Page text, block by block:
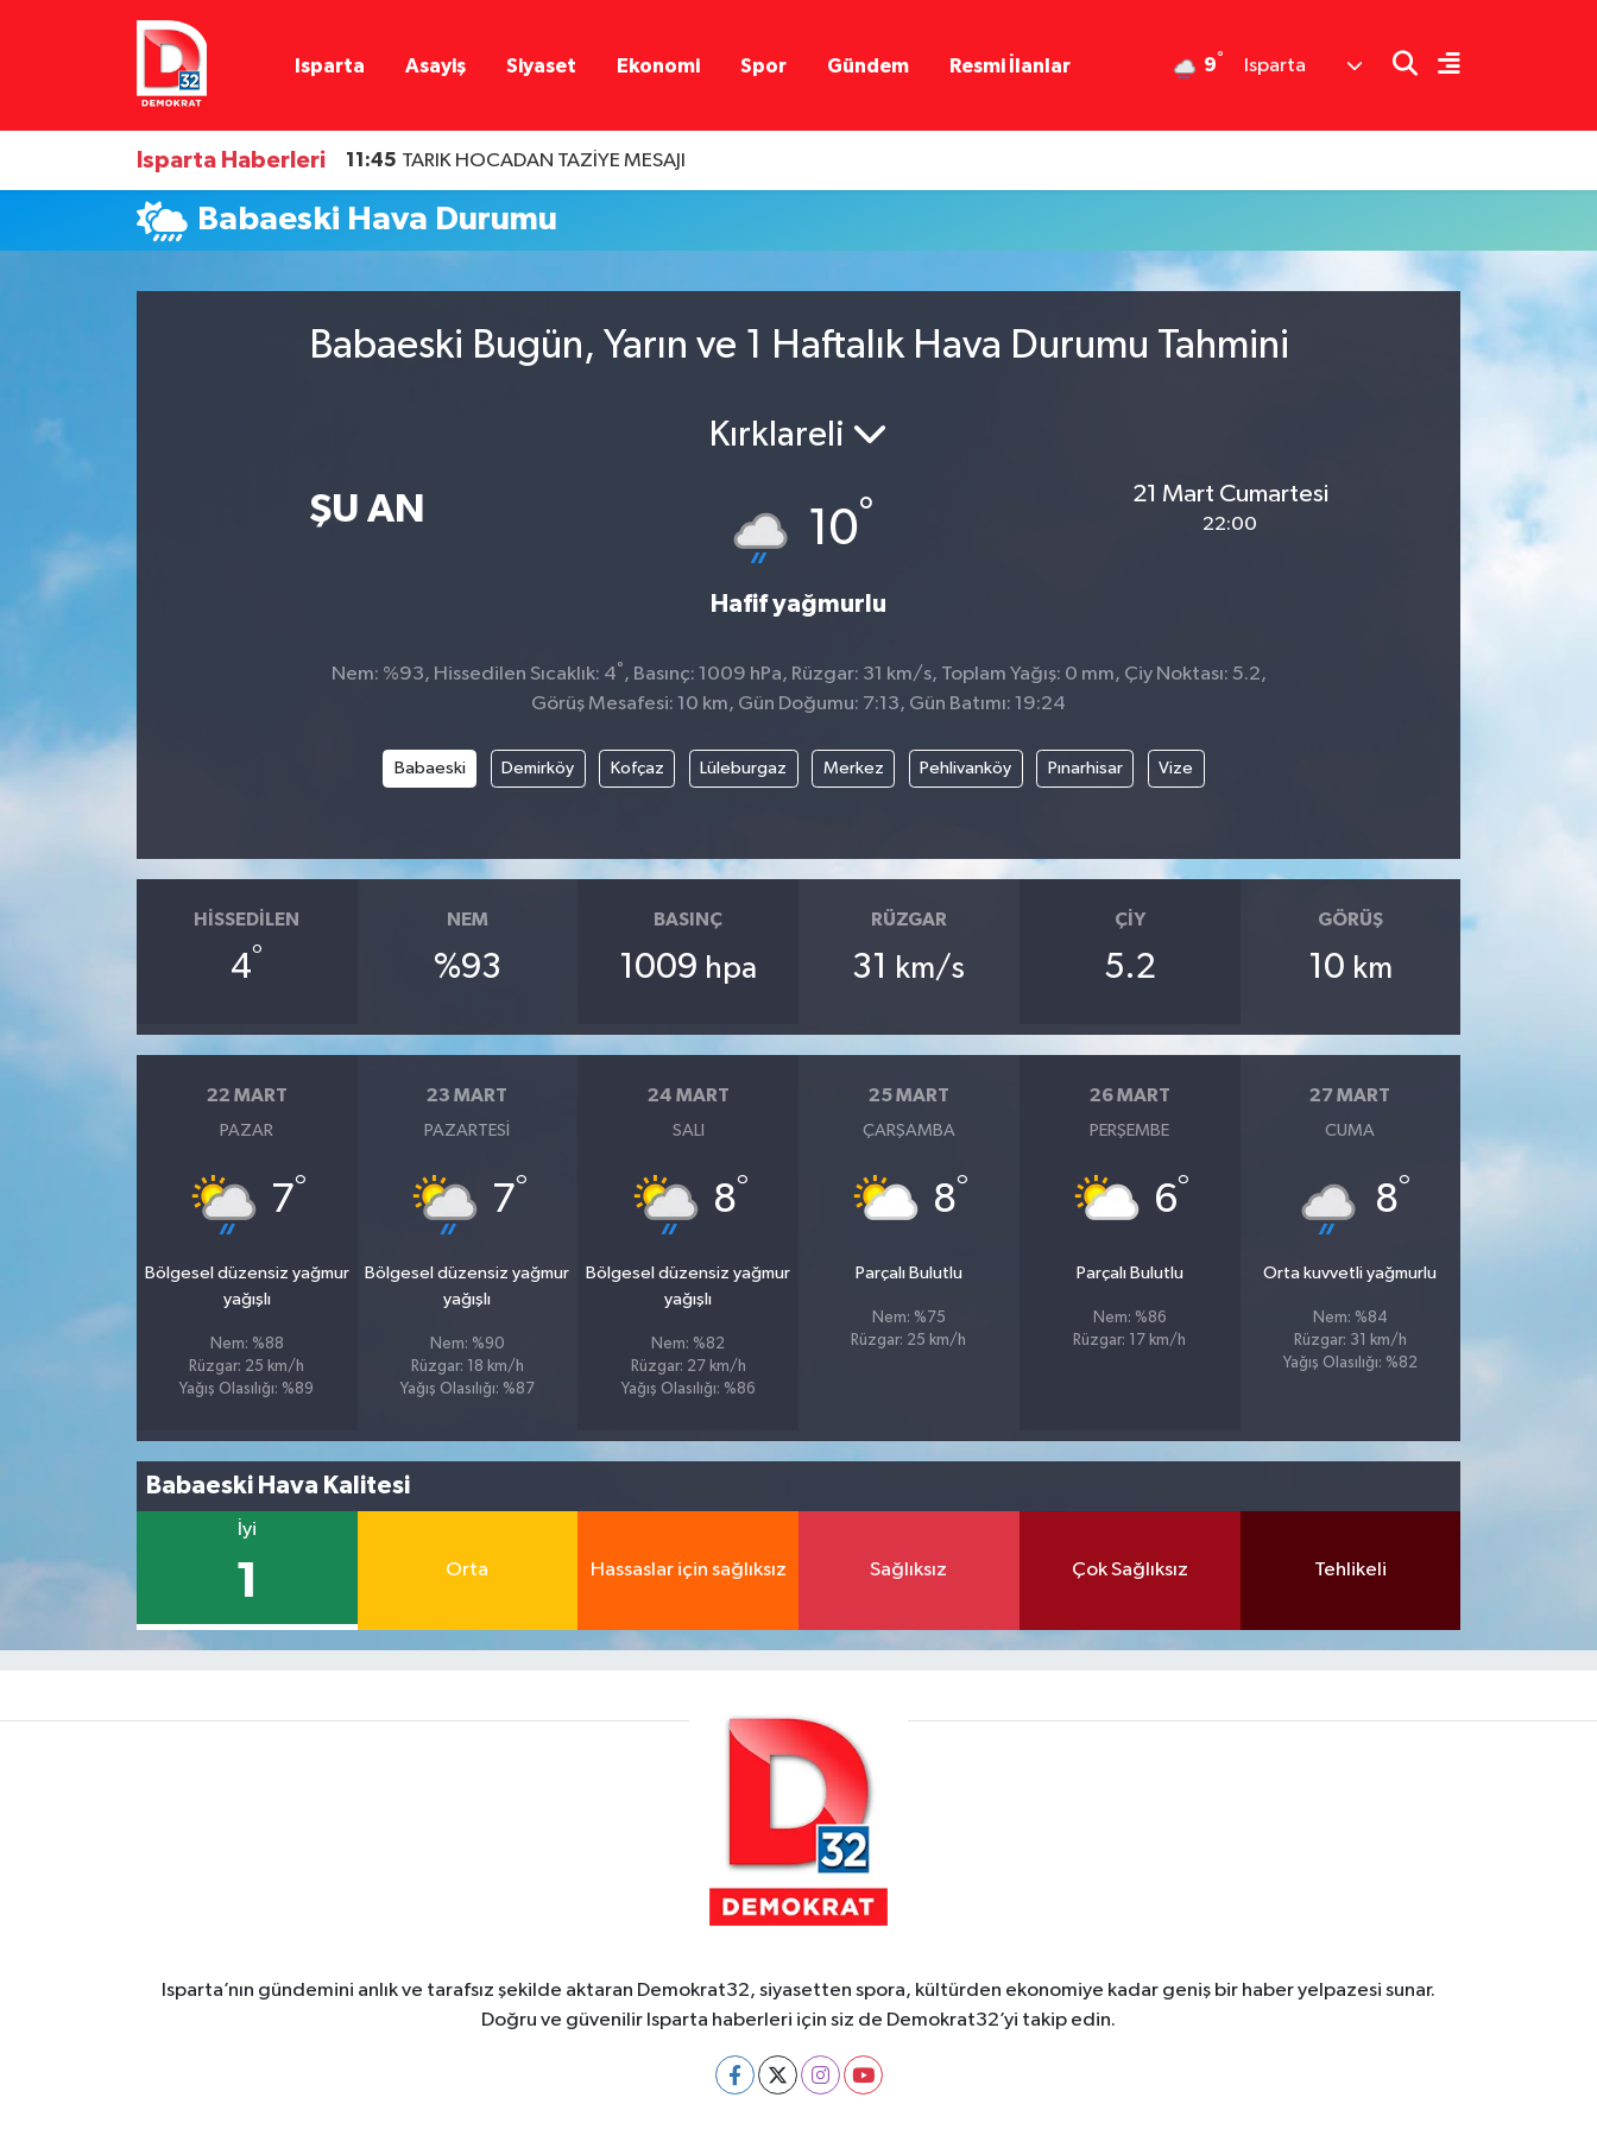
Isparta Asayiş Siyaset Ekonomi Spor Gündem Resmi İlanlar 9° Isparta
Isparta Haberleri 11:45 TARIK HOCADAN TAZİYE MESAJI
Babaeski Hava Durumu
Babaeski Bugün, Yarın ve 1 Haftalık Hava Durumu Tahmini
ŞU AN
Kırklareli
10°
Hafif yağmurlu
21 Mart Cumartesi
22:00
Nem: %93, Hissedilen Sıcaklık: 4°, Basınç: 1009 hPa, Rüzgar: 31 km/s, Toplam Yağış: 0 mm, Çiy Noktası: 5.2,
Görüş Mesafesi: 10 km, Gün Doğumu: 7:13, Gün Batımı: 19:24
Babaeski Demirköy Kofçaz Lüleburgaz Merkez Pehlivanköy Pınarhisar Vize
HISSEDILEN
4°
NEM
%93
BASINÇ
1009 hpa
RÜZGAR
31 km/s
ÇIY
5.2
GÖRÜŞ
10 km
22 MART
PAZAR
7°
Bölgesel düzensiz yağmur
yağışlı
Nem: %88
Rüzgar: 25 km/h
Yağış Olasılığı: %89
23 MART
PAZARTESI
7°
Bölgesel düzensiz yağmur
yağışlı
Nem: %90
Rüzgar: 18 km/h
Yağış Olasılığı: %87
24 MART
SALI
8°
Bölgesel düzensiz yağmur
yağışlı
Nem: %82
Rüzgar: 27 km/h
Yağış Olasılığı: %86
25 MART
ÇARŞAMBA
8°
Parçalı Bulutlu
Nem: %75
Rüzgar: 25 km/h
26 MART
PERŞEMBE
6°
Parçalı Bulutlu
Nem: %86
Rüzgar: 17 km/h
27 MART
CUMA
8°
Orta kuvvetli yağmurlu
Nem: %84
Rüzgar: 31 km/h
Yağış Olasılığı: %82
Babaeski Hava Kalitesi
İyi
1 Orta Hassaslar için sağlıksız Sağlıksız Çok Sağlıksız Tehlikeli
Isparta’nın gündemini anlık ve tarafsız şekilde aktaran Demokrat32, siyasetten spora, kültürden ekonomiye kadar geniş bir haber yelpazesi sunar.
Doğru ve güvenilir Isparta haberleri için siz de Demokrat32’yi takip edin.
Isparta Nöbetçi Eczaneler
Isparta Hava Durumu
Isparta Namaz Vakitleri
Süper Lig Puan Durumu ve Fikstür